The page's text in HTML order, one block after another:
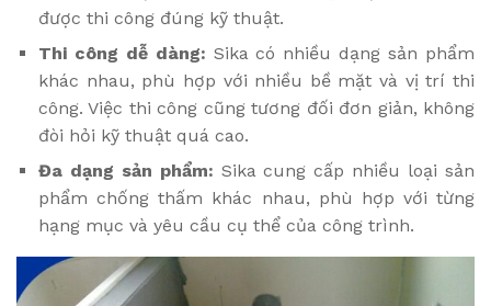
được thi công đúng kỹ thuật.
Thi công dễ dàng: Sika có nhiều dạng sản phẩm
khác nhau, phù hợp với nhiều bề mặt và vị trí thi
công. Việc thi công cũng tương đối đơn giản, không
đòi hỏi kỹ thuật quá cao.
Đa dạng sản phẩm: Sika cung cấp nhiều loại sản
phẩm chống thấm khác nhau, phù hợp với từng
hạng mục và yêu cầu cụ thể của công trình.